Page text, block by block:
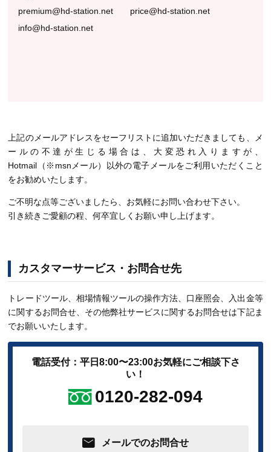
premium@hd-station.net
price@hd-station.net
info@hd-station.net
上記のメールアドレスをセーフリストに追加いただきましても、メ
ールの不達が生じる場合は、大変恐れ入りますが、
Hotmail（※msnメール）以外の電子メールをご利用いただくこと
をお勧めいたします。
ご不明な点等ございましたら、お気軽にお問い合わせ下さい。
引き続きご愛顧の程、何卒宜しくお願い申し上げます。
カスタマーサービス・お問合せ先
トレードツール、相場情報ツールの操作方法、口座照会、入出金等
に関するお問合せ、その他弊社サービスに関するお問合せは下記ま
でお願いいたします。
電話受付：平日8:00〜23:00お気軽にご相談下さ
い！
0120-282-094
メールでのお問合せ